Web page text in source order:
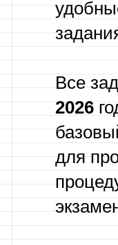
Все
2026
для